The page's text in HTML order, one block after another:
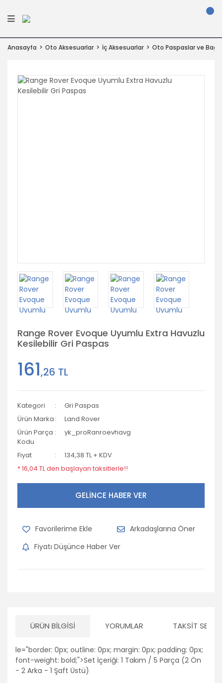
Anasayfa Oto Aksesuarlar İç Aksesuarlar Oto Paspaslar ve
Range Rover Evoque Uyumlu Extra Havuzlu
Kesilebilir Gri Paspas
161,26 TL
Kategori
Gri Paspas
Ürün Marka
Land Rover
Ürün Parça
Kodu
yk_proRanroevhavg
Fiyat
134,38 TL + KDV
* 16,04 TL den başlayan taksitlerle!!
GELİNCE HABER VER
Arkadaşlarına Öner
Fiyatı Düşünce Haber Ver
ÜRÜN BILGISI YORUMLAR TAKSIT
le="border: 0px; outline: 0px; margin: 0px; padding: 0px;
font-weight: bold;">Set İçeriği: 1 Takım / 5 Parça (2 Ön
- 2 Arka - 1 Şaft Üstü)